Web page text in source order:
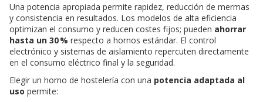
Una potencia apropiada permite rapidez, reducción de mermas
y consistencia en resultados. Los modelos de alta eficiencia
optimizan el consumo y reducen costes fijos; pueden ahorrar
hasta un 30 % respecto a hornos estándar. El control
electrónico y sistemas de aislamiento repercuten directamente
en el consumo eléctrico final y la seguridad.
Elegir un horno de hostelería con una potencia adaptada al
uso permite: